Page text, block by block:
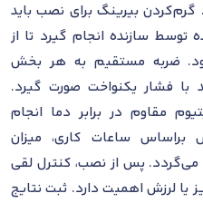
گرم‌کردن بیرینگ برای نصب باید
توسط سازنده انجام گیرد تا از
ضربه مستقیم به هر بخش
با فشار یکنواخت صورت گیرد.
مقاوم در برابر دما انجام
ساعات کاری، میزان
پس از نصب، کنترل لقی
یا لرزش اهمیت دارد. ثبت نتایج